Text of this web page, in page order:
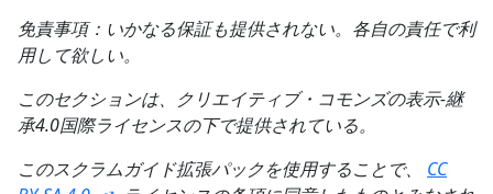
免責事項：いかなる保証も提供されない。各自の責任で利
用して欲しい。
このセクションは、クリエイティブ・コモンズの表示-継
承4.0国際ライセンスの下で提供されている。
このスクラムガイド拡張パックを使用することで、 CC